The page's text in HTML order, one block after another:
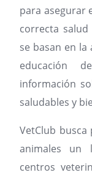
para asegurar
correcta
se basan en
educación
información
saludables y
VetClub
animales un
centros